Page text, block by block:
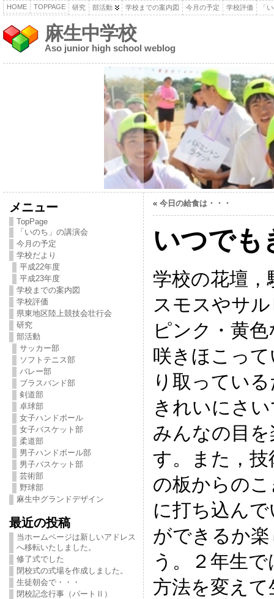
HOME TOPPAGE 研究 部活動 学校までの案内図 今月の予定 学校評価 「
麻生中学校
Aso junior high school weblog
メニュー
TopPage
「いのち」の講演会
今月の予定
学校だより
平成22年度
平成23年度
学校までの案内図
学校評価
県東地区陸上競技会壮行会
研究
部活動
サッカー部
ソフトテニス部
バレー部
ブラスバンド部
剣道部
卓球部
女子ハンドボール
女子バスケット部
柔道部
男子ハンドボール部
男子バスケット部
芸術部
野球部
麻生中グランドデザイン
最近の投稿
当ホームページは新しいアドレス
へ移転いたしました。
修了式でした
閉校式の式場を作成しました。
生徒朝会で・・・
閉校記念行事（パートⅡ）
« 今日の給食は・・・
いつでも
学校の花壇
スモスやサ
ピンク・黄
咲きほこっ
り取ってい
きれいにさ
みんなの目
す。また，
の板からの
に打ち込ん
ができるか
う。２年生
方法を変え